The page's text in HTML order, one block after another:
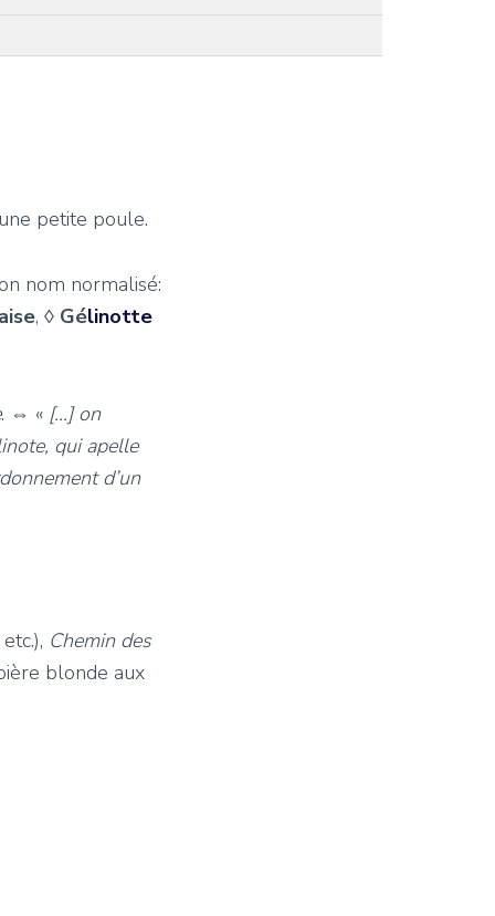
petite poule.
nom normalisé:
, ◊ Gélinotte
. ⇔ « […] on
qui apelle
d’un
Chemin des
blonde aux